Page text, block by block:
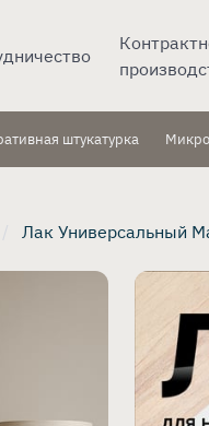
штукатурка
Лак Универсальный